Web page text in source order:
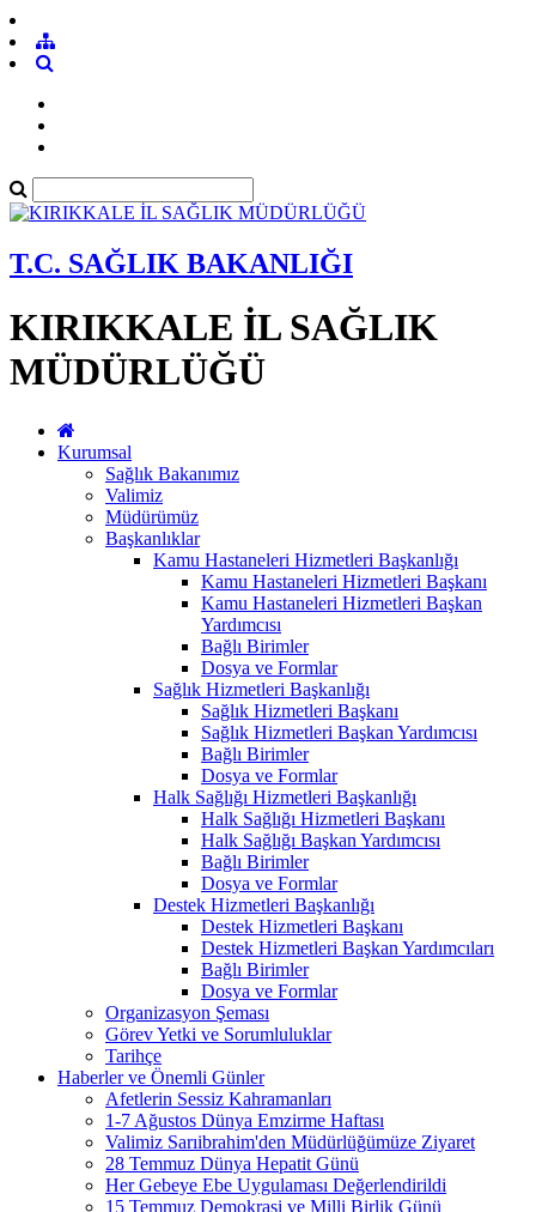
T.C. SAĞLIK BAKANLIĞI
KIRIKKALE İL SAĞLIK
MÜDÜRLÜĞÜ
Kurumsal
Sağlık Bakanımız
Valimiz
Müdürümüz
Başkanlıklar
Kamu Hastaneleri Hizmetleri Başkanlığı
Kamu Hastaneleri Hizmetleri Başkanı
Kamu Hastaneleri Hizmetleri Başkan
Yardımcısı
Bağlı Birimler
Dosya ve Formlar
Sağlık Hizmetleri Başkanlığı
Sağlık Hizmetleri Başkanı
Sağlık Hizmetleri Başkan Yardımcısı
Bağlı Birimler
Dosya ve Formlar
Halk Sağlığı Hizmetleri Başkanlığı
Halk Sağlığı Hizmetleri Başkanı
Halk Sağlığı Başkan Yardımcısı
Bağlı Birimler
Dosya ve Formlar
Destek Hizmetleri Başkanlığı
Destek Hizmetleri Başkanı
Destek Hizmetleri Başkan Yardımcıları
Bağlı Birimler
Dosya ve Formlar
Organizasyon Şeması
Görev Yetki ve Sorumluluklar
Tarihçe
Haberler ve Önemli Günler
Afetlerin Sessiz Kahramanları
1-7 Ağustos Dünya Emzirme Haftası
Valimiz Sarıibrahim'den Müdürlüğümüze Ziyaret
28 Temmuz Dünya Hepatit Günü
Her Gebeye Ebe Uygulaması Değerlendirildi
15 Temmuz Demokrasi ve Milli Birlik Günü